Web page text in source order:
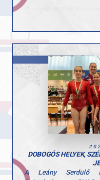
6. ugrás
Hunorfi Heléna
6. egyéni összetett
2. gerenda
5. ugrás
Gyermek kezdő
Herenkovics Rozália
egyéni összetett
ugrás
talaj
DOBOGÓS HELYEK,
A Leány Serdülő